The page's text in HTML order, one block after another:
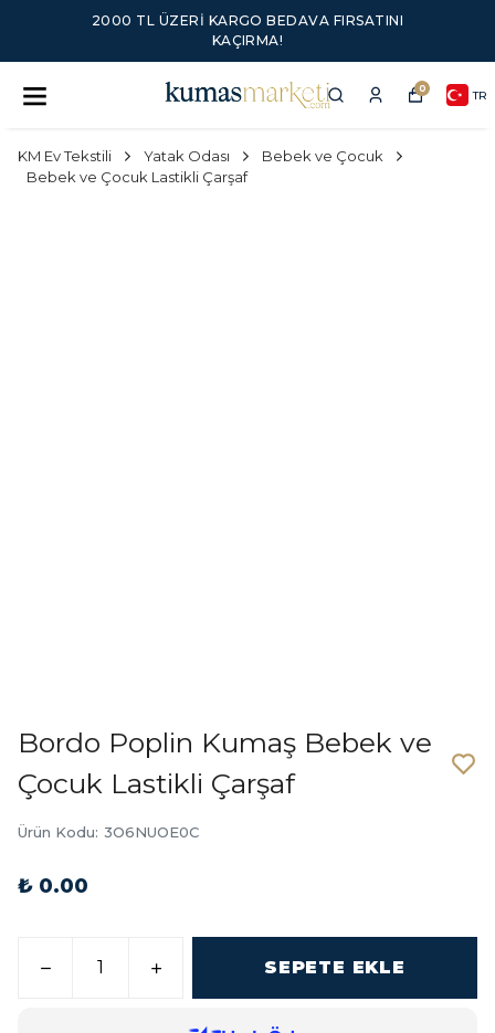
2000 TL ÜZERI KARGO BEDAVA FIRSATINI
KAÇIRMA!
0 TR
KM Ev Tekstili Yatak Odası
Bebek ve Çocuk
Bebek ve Çocuk Lastikli Çarşaf
Bordo Poplin Kumaş Bebek ve
Çocuk Lastikli Çarşaf
Ürün Kodu: 3O6NUOE0C
₺ 0.00
SEPETE EKLE